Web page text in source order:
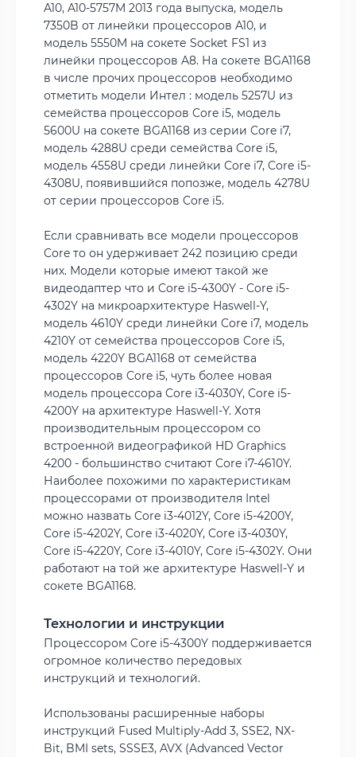
A10, A10-5757M 2013 года выпуска, модель
7350B от линейки процессоров A10, и
модель 5550M на сокете Socket FS1 из
линейки процессоров A8. На сокете BGA1168
в числе прочих процессоров необходимо
отметить модели Интел : модель 5257U из
семейства процессоров Core i5, модель
5600U на сокете BGA1168 из серии Core i7,
модель 4288U среди семейства Core i5,
модель 4558U среди линейки Core i7, Core i5-
4308U, появившийся попозже, модель 4278U
от серии процессоров Core i5.
Если сравнивать все модели процессоров
Core то он удерживает 242 позицию среди
них. Модели которые имеют такой же
видеодаптер что и Core i5-4300Y - Core i5-
4302Y на микроархитектуре Haswell-Y,
модель 4610Y среди линейки Core i7, модель
4210Y от семейства процессоров Core i5,
модель 4220Y BGA1168 от семейства
процессоров Core i5, чуть более новая
модель процессора Core i3-4030Y, Core i5-
4200Y на архитектуре Haswell-Y. Хотя
производительным процессором со
встроенной видеографикой HD Graphics
4200 - большинство считают Core i7-4610Y.
Наиболее похожими по характеристикам
процессорами от производителя Intel
можно назвать Core i3-4012Y, Core i5-4200Y,
Core i5-4202Y, Core i3-4020Y, Core i3-4030Y,
Core i5-4220Y, Core i3-4010Y, Core i5-4302Y. Они
работают на той же архитектуре Haswell-Y и
сокете BGA1168.
Технологии и инструкции
Процессором Core i5-4300Y поддерживается
огромное количество передовых
инструкций и технологий.
Использованы расширенные наборы
инструкций Fused Multiply-Add 3, SSE2, NX-
Bit, BMI sets, SSSE3, AVX (Advanced Vector